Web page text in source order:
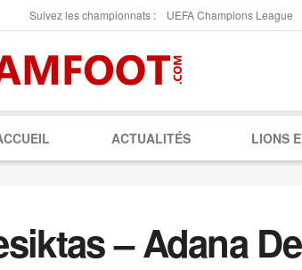
Suivez les championnats : UEFA Champions League
ACTUALITÉS LIONS
– Adana